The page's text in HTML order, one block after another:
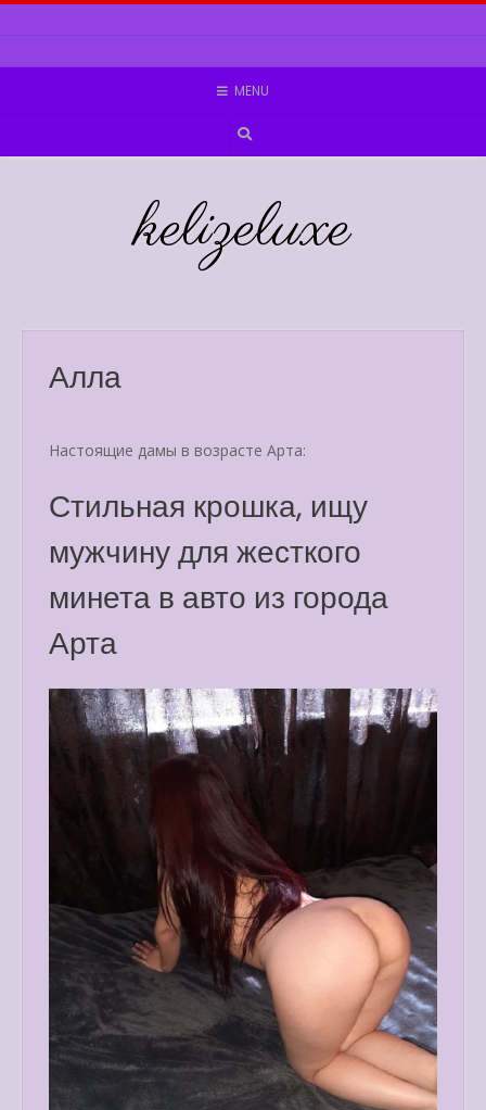
Skip
MENU
kelizeluxe
Алла
Настоящие дамы в возрасте Арта:
Стильная крошка, ищу
мужчину для жесткого
минета в авто из города
Арта